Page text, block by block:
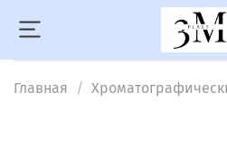
Главная